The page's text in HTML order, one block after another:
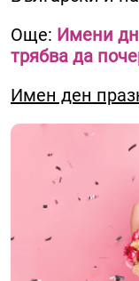
Още: Имени
трябва да
Имен ден